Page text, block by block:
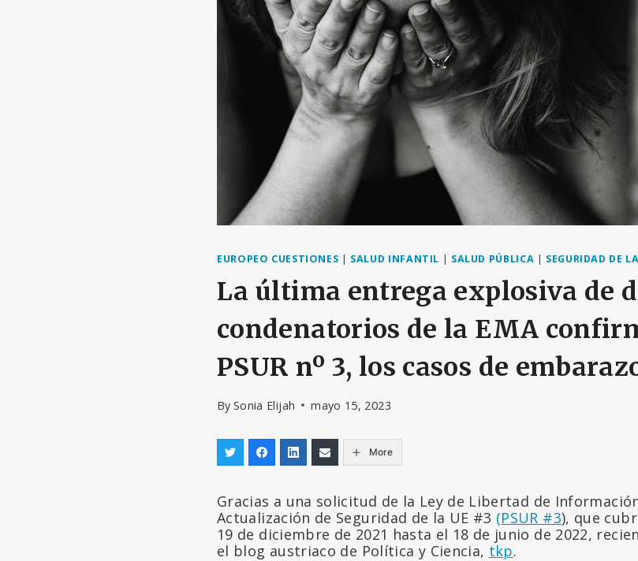
EUROPEO CUESTIONES | SALUD INFANTIL | SALUD PÚBLICA | SEGURIDAD DE
La última entrega explosiva de
condenatorios de la EMA
PSUR nº 3, los casos de
By Sonia Elijah mayo 15, 2023
More
Gracias a una solicitud de la Ley de Libertad de
Actualización de Seguridad de la UE #3 (PSUR #3), que
19 de diciembre de 2021 hasta el 18 de junio de 2022,
el blog austriaco de Política y Ciencia, tkp.